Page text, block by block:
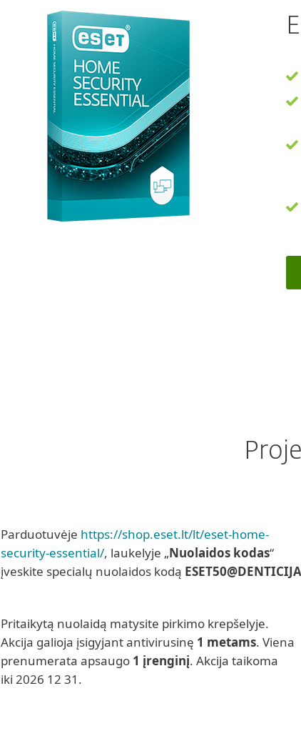
Parduotuvėje https://shop.eset.lt/lt/eset-home-
security-essential/, laukelyje „Nuolaidos kodas“
įveskite specialų nuolaidos kodą ESET50@DENTICIJA
Pritaikytą nuolaidą matysite pirkimo krepšelyje.
Akcija galioja įsigyjant antivirusinę 1 metams. Viena
prenumerata apsaugo 1 įrenginį. Akcija taikoma
iki 2026 12 31.